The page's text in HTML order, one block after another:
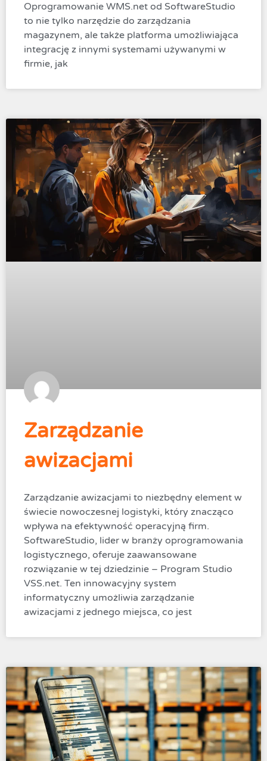
Oprogramowanie WMS.net od SoftwareStudio
to nie tylko narzędzie do zarządzania
magazynem, ale także platforma umożliwiająca
integrację z innymi systemami używanymi w
firmie, jak
Zarządzanie
awizacjami
Zarządzanie awizacjami to niezbędny element w
świecie nowoczesnej logistyki, który znacząco
wpływa na efektywność operacyjną firm.
SoftwareStudio, lider w branży oprogramowania
logistycznego, oferuje zaawansowane
rozwiązanie w tej dziedzinie – Program Studio
VSS.net. Ten innowacyjny system
informatyczny umożliwia zarządzanie
awizacjami z jednego miejsca, co jest